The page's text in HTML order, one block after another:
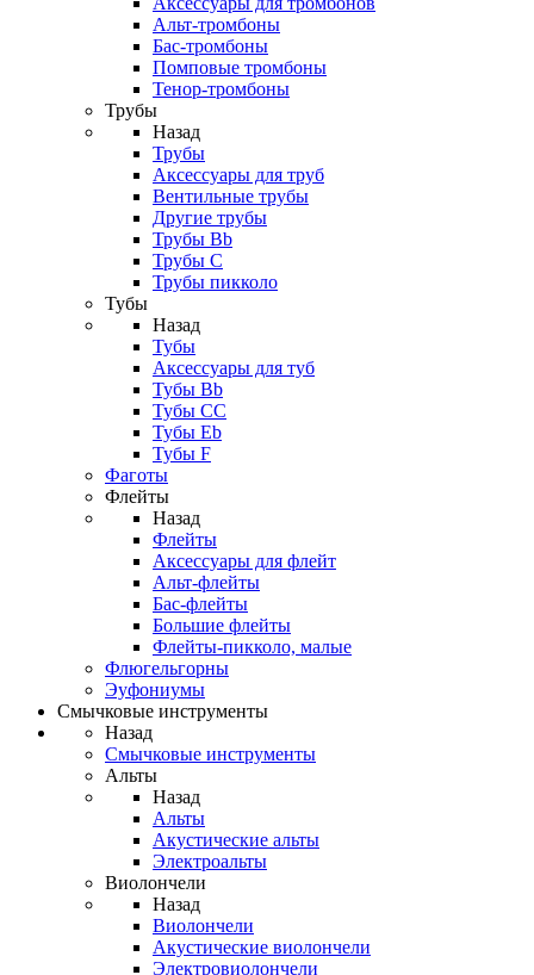
Альт-тромбоны
Бас-тромбоны
Помповые тромбоны
Тенор-тромбоны
Трубы
Назад
Трубы
Аксессуары для труб
Вентильные трубы
Другие трубы
Трубы Bb
Трубы C
Трубы пикколо
Тубы
Назад
Тубы
Аксессуары для туб
Тубы Bb
Тубы CC
Тубы Eb
Тубы F
Фаготы
Флейты
Назад
Флейты
Аксессуары для флейт
Альт-флейты
Бас-флейты
Большие флейты
Флейты-пикколо, малые
Флюгельгорны
Эуфониумы
Смычковые инструменты
Назад
Смычковые инструменты
Альты
Назад
Альты
Акустические альты
Электроальты
Виолончели
Назад
Виолончели
Акустические виолончели
Электровиолончели